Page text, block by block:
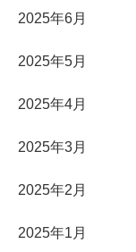
2025年6月
2025年5月
2025年4月
2025年3月
2025年2月
2025年1月